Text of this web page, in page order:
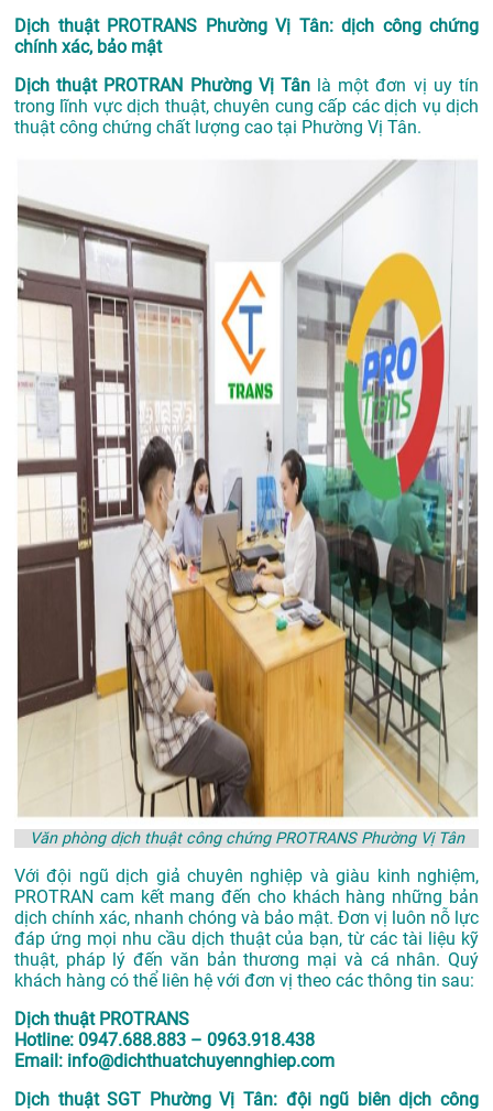
Dịch thuật PROTRANS Phường Vị Tân: dịch công chứng
chính xác, bảo mật
Dịch thuật PROTRAN Phường Vị Tânlà một đơn vị uy tín
trong lĩnh vực dịch thuật, chuyên cung cấp các dịch vụ dịch
thuật công chứng chất lượng cao tại Phường Vị Tân.
Văn phòng dịch thuật công chứng PROTRANS Phường Vị Tân
Với đội ngũ dịch giả chuyên nghiệp và giàu kinh nghiệm,
PROTRAN cam kết mang đến cho khách hàng những bản
dịch chính xác, nhanh chóng và bảo mật. Đơn vị luôn nỗ lực
đáp ứng mọi nhu cầu dịch thuật của bạn, từ các tài liệu kỹ
thuật, pháp lý đến văn bản thương mại và cá nhân. Quý
khách hàng có thể liên hệ với đơn vị theo các thông tin sau:
Dịch thuật PROTRANS
Hotline: 0947.688.883 – 0963.918.438
Email: info@dichthuatchuyennghiep.com
Dịch thuật SGT Phường Vị Tân: đội ngũ biên dịch công